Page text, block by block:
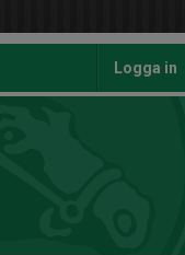
Logga in